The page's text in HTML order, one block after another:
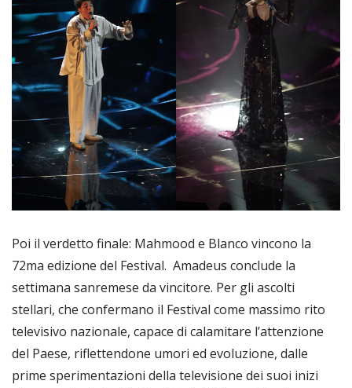
Poi il verdetto finale: Mahmood e Blanco vincono la
72ma edizione del Festival. Amadeus conclude la
settimana sanremese da vincitore. Per gli ascolti
stellari, che confermano il Festival come massimo rito
televisivo nazionale, capace di calamitare l’attenzione
del Paese, riflettendone umori ed evoluzione, dalle
prime sperimentazioni della televisione dei suoi inizi